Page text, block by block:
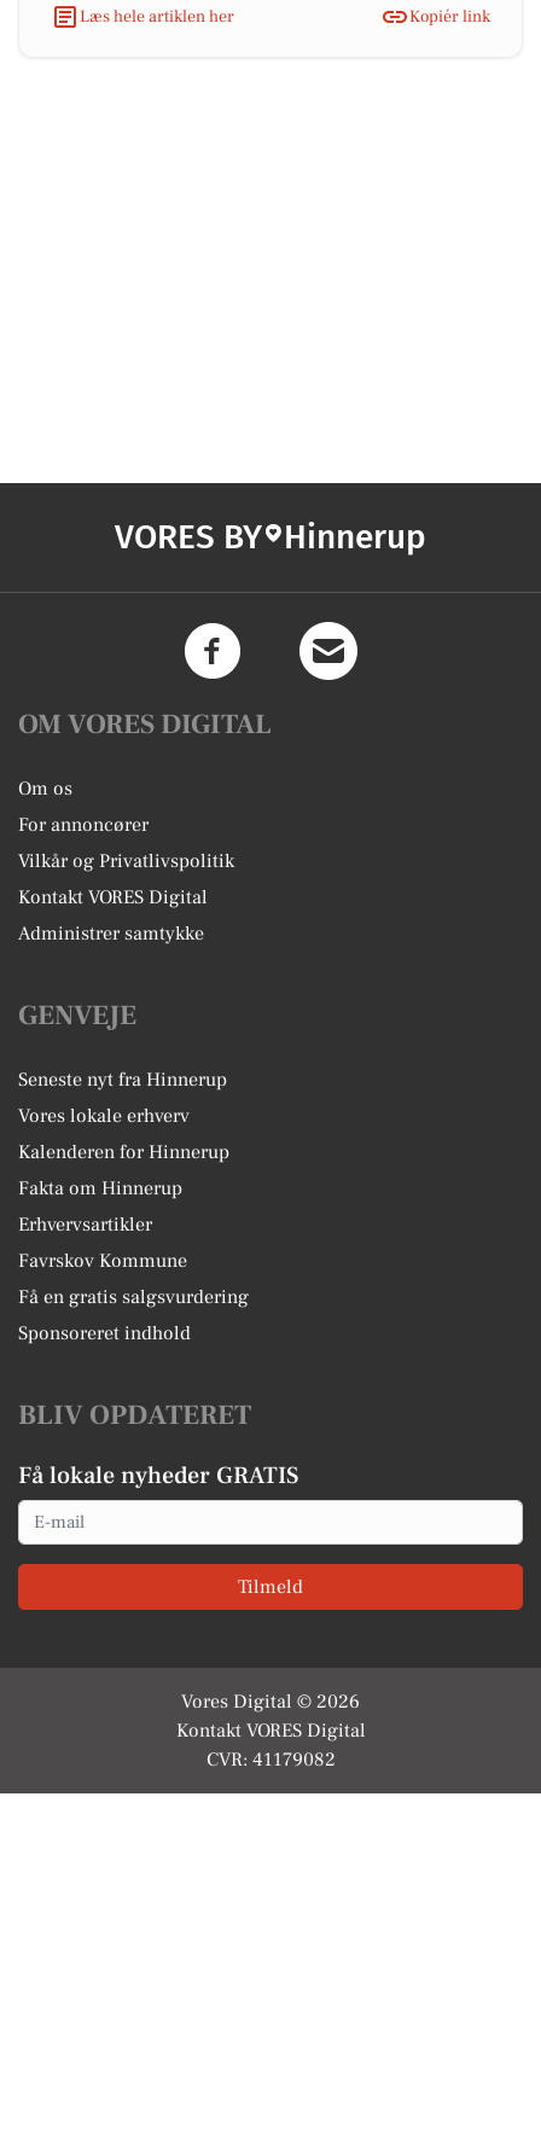
Læs hele artiklen her
Kopiér link
VORES BY Hinnerup
OM VORES DIGITAL
Om os
For annoncører
Vilkår og Privatlivspolitik
Kontakt VORES Digital
Administrer samtykke
GENVEJE
Seneste nyt fra Hinnerup
Vores lokale erhverv
Kalenderen for Hinnerup
Fakta om Hinnerup
Erhvervsartikler
Favrskov Kommune
Få en gratis salgsvurdering
Sponsoreret indhold
BLIV OPDATERET
Få lokale nyheder GRATIS
Email
Tilmeld
Vores Digital © 2026
Kontakt VORES Digital
CVR: 41179082